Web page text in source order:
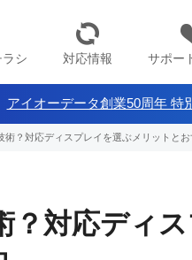
シ 対応情報 サポー
アイオーデータ創業50周年 特
術？対応ディスプレイを選ぶメリットと
？対応ディ